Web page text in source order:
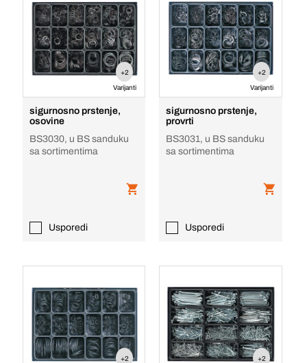
+2
Varijanti
sigurnosno prstenje,
osovine
BS3030, u BS sanduku
sa sortimentima
Usporedi
+2
Varijanti
sigurnosno prstenje,
provrti
BS3031, u BS sanduku
sa sortimentima
Usporedi
+2 +2